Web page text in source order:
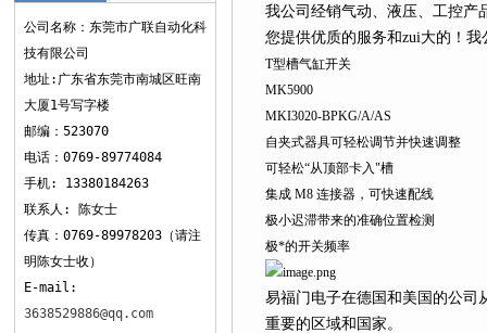
公司名称：东莞市广联自动化科
技有限公司
地址:广东省东莞市南城区旺南
大厦1号写字楼
邮编：523070
电话：0769-89774084
手机: 13380184263
联系人: 陈女士
传真：0769-89978203（请注
明陈女士收）
E-mail:
3638529886@qq.com
我公司经销气动、液压、工控产
您提供优质的服务和zui大的！
T型槽气缸开关
MK5900
MKI3020-BPKG/A/AS
自夹式器具可轻松调节并快速调整
可轻松“从顶部卡入"槽
集成 M8 连接器，可快速配线
极小迟滞带来的准确位置检测
极*的开关频率
易福门电子在德国和美国的公司
重要的区域和国家。